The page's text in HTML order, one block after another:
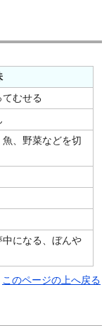
むせる
、野菜などを切
中になる、ぼんや
このページの上へ戻る